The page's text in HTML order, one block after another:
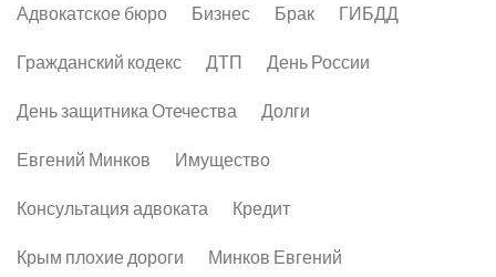
Адвокатское бюро Бизнес Брак ГИБДД
Гражданский кодекс ДТП День России
День защитника Отечества Долги
Евгений Минков Имущество
Консультация адвоката Кредит
Крым плохие дороги Минков Евгений